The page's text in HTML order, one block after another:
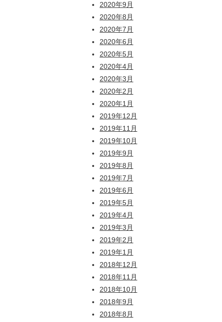
2020年9月
2020年8月
2020年7月
2020年6月
2020年5月
2020年4月
2020年3月
2020年2月
2020年1月
2019年12月
2019年11月
2019年10月
2019年9月
2019年8月
2019年7月
2019年6月
2019年5月
2019年4月
2019年3月
2019年2月
2019年1月
2018年12月
2018年11月
2018年10月
2018年9月
2018年8月